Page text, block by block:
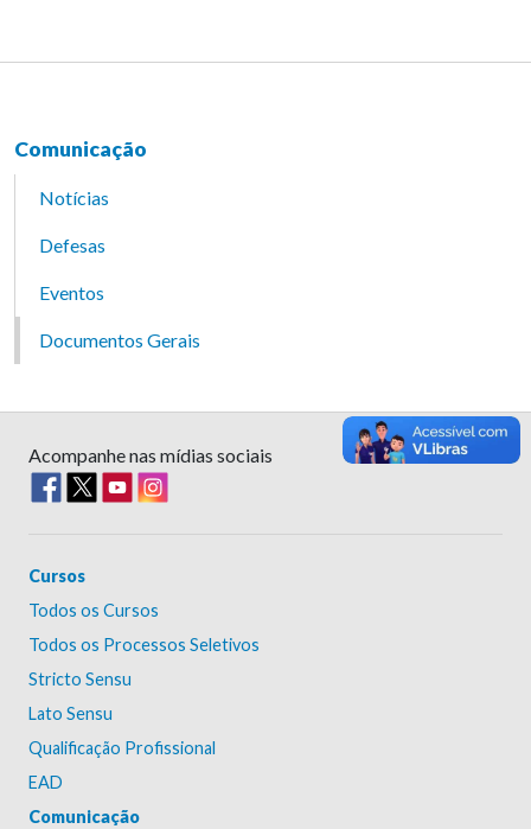
Comunicação
Notícias
Defesas
Eventos
Documentos Gerais
Acompanhe nas mídias sociais
Cursos
Todos os Cursos
Todos os Processos Seletivos
Stricto Sensu
Lato Sensu
Qualificação Profissional
EAD
Comunicação